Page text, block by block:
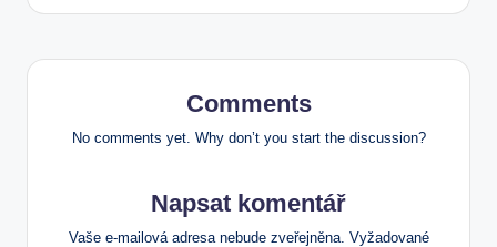
Comments
No comments yet. Why don’t you start the discussion?
Napsat komentář
Vaše e-mailová adresa nebude zveřejněna. Vyžadované